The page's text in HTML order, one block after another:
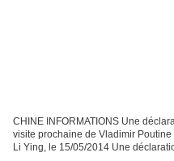
CHINE INFORMATIONS Une
visite prochaine de Vladimir
Li Ying, le 15/05/2014 Une